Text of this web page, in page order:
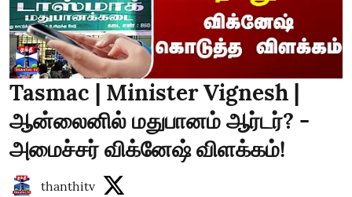
Tasmac | Minister Vignesh |
ஆன்லைனில் மதுபானம் ஆர்டர்? -
அமைச்சர் விக்னேஷ் விளக்கம்!
thanthitv